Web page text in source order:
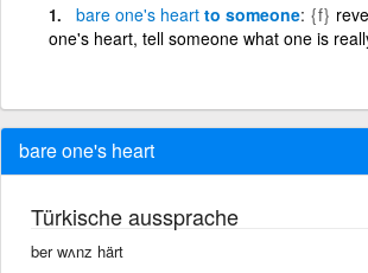
bare one's heart to someone {f}
one's heart, tell someone what one is
bare one's heart
Türkische aussprache
ber wʌnz härt